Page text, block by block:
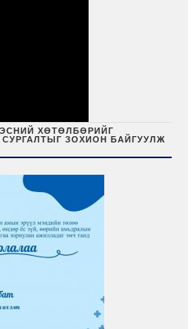
ХӨТӨЛБӨРИЙГ
ЗОХИОН БАЙГУУЛЖ